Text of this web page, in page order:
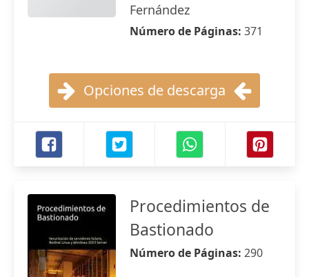
Fernández
Número de Páginas: 371
Opciones de descarga
Procedimientos de
Bastionado
Número de Páginas: 290